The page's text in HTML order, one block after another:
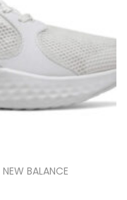
BALANCE